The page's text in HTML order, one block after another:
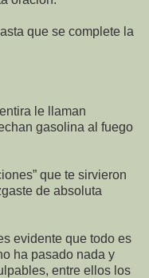
que se complete la
le llaman
gasolina al fuego
que te sirvieron
de absoluta
evidente que todo es
ha pasado nada y
entre ellos los